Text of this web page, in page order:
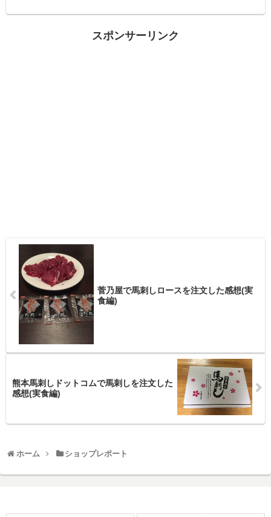
スポンサーリンク
菅乃屋で馬刺しロースを注文した感想(実
食編)
熊本馬刺しドットコムで馬刺しを注文した
感想(実食編)
ホーム ショップレポート